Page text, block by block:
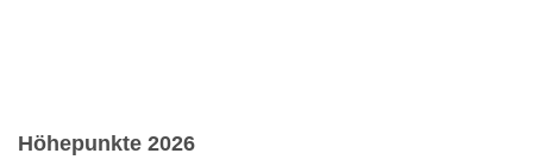
Höhepunkte 2026